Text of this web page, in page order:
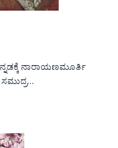
ನಾರಾಯಣಮೂರ್ತಿ